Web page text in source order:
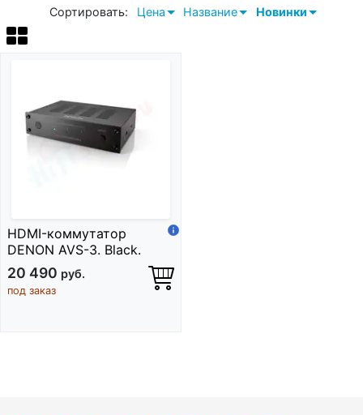
Сортировать: Цена Название Новинки
HDMI-коммутатор
DENON AVS-3. Black.
20 490 руб.
под заказ